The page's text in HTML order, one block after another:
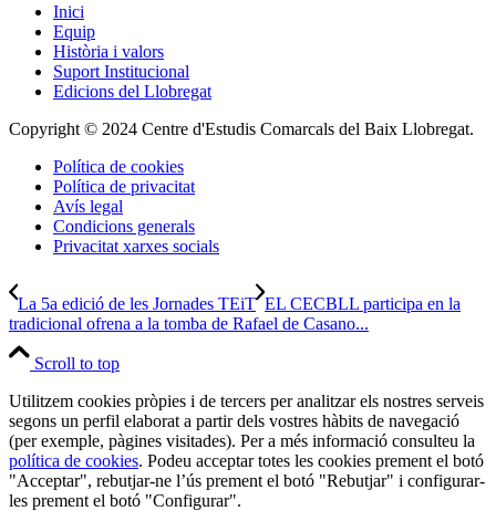
Inici
Equip
Història i valors
Suport Institucional
Edicions del Llobregat
Copyright © 2024 Centre d'Estudis Comarcals del Baix Llobregat.
Política de cookies
Política de privacitat
Avís legal
Condicions generals
Privacitat xarxes socials
La 5a edició de les Jornades TEiT EL CECBLL participa en la
tradicional ofrena a la tomba de Rafael de Casano...
Scroll to top
Utilitzem cookies pròpies i de tercers per analitzar els nostres serveis
segons un perfil elaborat a partir dels vostres hàbits de navegació
(per exemple, pàgines visitades). Per a més informació consulteu la
política de cookies. Podeu acceptar totes les cookies prement el botó
"Acceptar", rebutjar-ne l’ús prement el botó "Rebutjar" i configurar-
les prement el botó "Configurar".